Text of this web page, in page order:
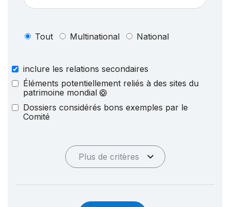
Tout Multinational National
inclure les relations secondaires
Éléments potentiellement reliés à des sites du
patrimoine mondial
Dossiers considérés bons exemples par le
Comité
Plus de critères